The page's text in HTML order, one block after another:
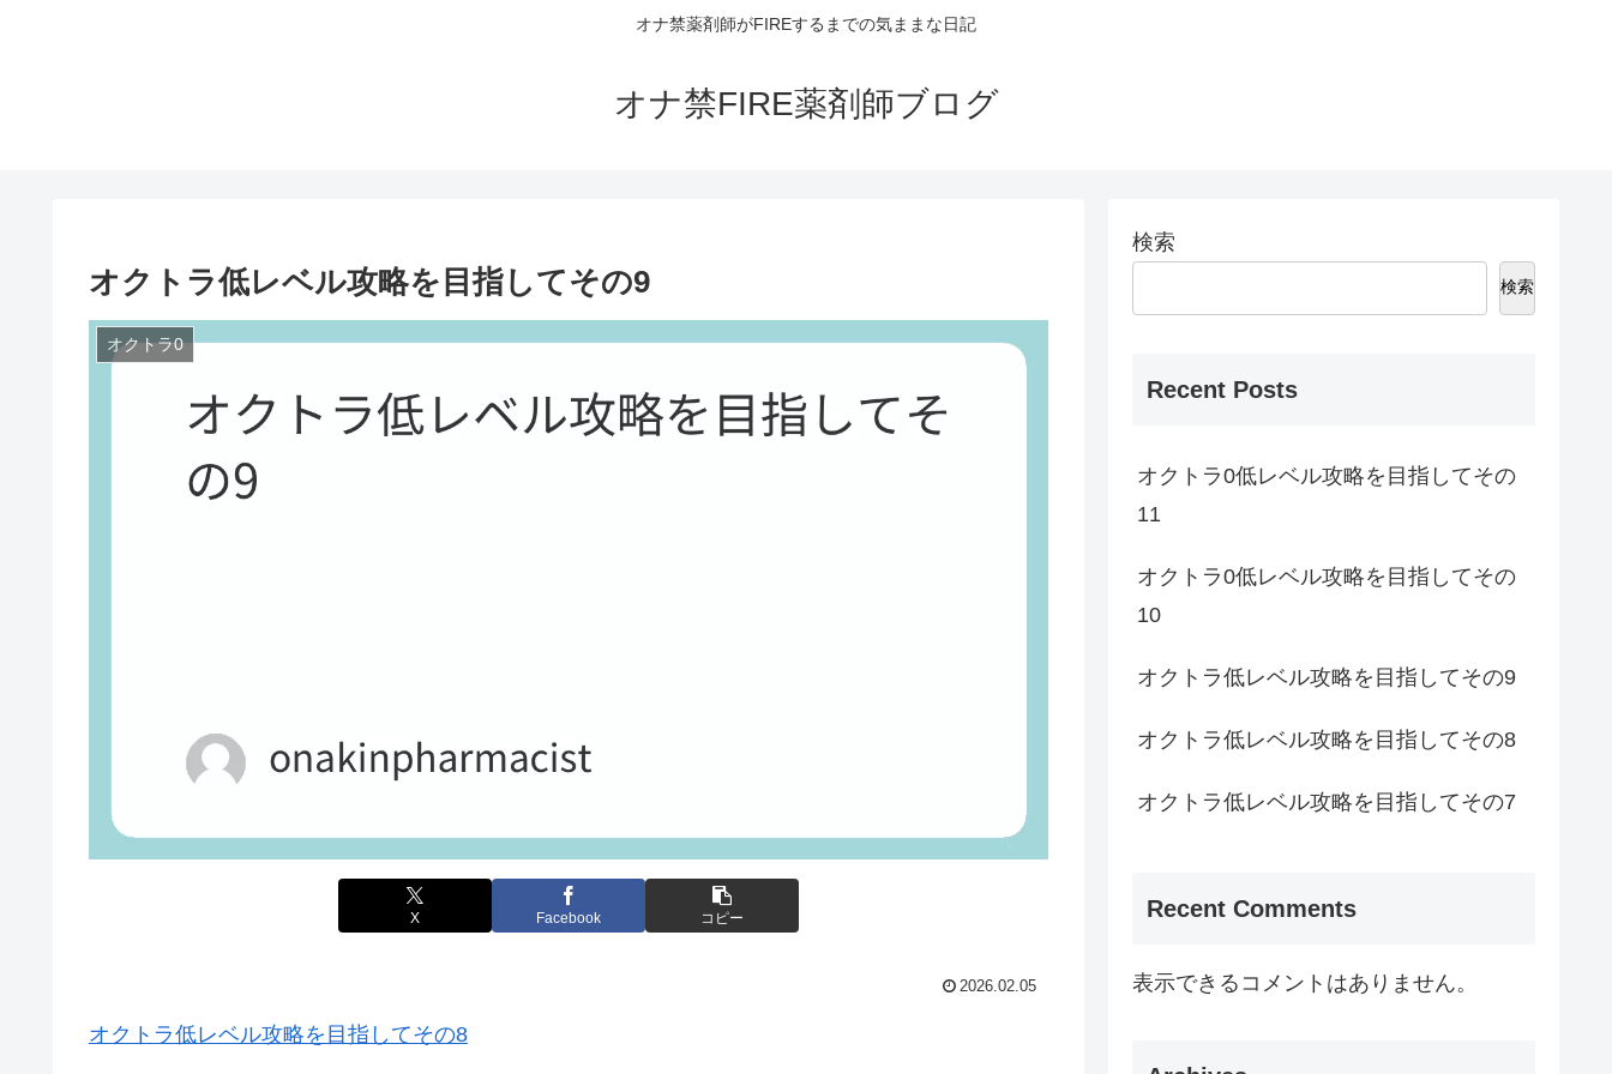
オナ禁薬剤師がFIREするまでの気ままな日記
オナ禁FIRE薬剤師ブログ
オクトラ低レベル攻略を目指してその9
オクトラ0
X Facebook コピー
2026.02.05
オクトラ低レベル攻略を目指してその8
検索
検索
Recent Posts
オクトラ0低レベル攻略を目指してその
11
オクトラ0低レベル攻略を目指してその
10
オクトラ低レベル攻略を目指してその9
オクトラ低レベル攻略を目指してその8
オクトラ低レベル攻略を目指してその7
Recent Comments
表示できるコメントはありません。